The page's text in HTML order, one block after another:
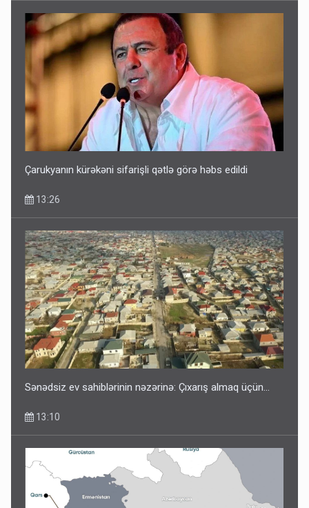
Çarukyanın kürəkəni sifarişli qətlə görə həbs edildi
13:26
Sənədsiz ev sahiblərinin nəzərinə: Çıxarış almaq üçün...
13:10